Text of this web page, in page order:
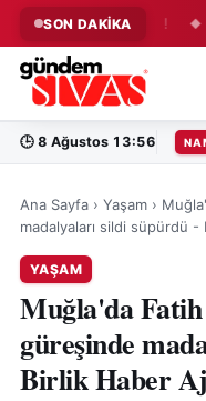
SON DAKİKA
Sokaklarında! ◆
🕒 8 Ağustos 13:56
Ana Sayfa › Yaşam ›
madalyaları sildi süpürdü -
YAŞAM
Muğla'da
güreşinde
Birlik Haber